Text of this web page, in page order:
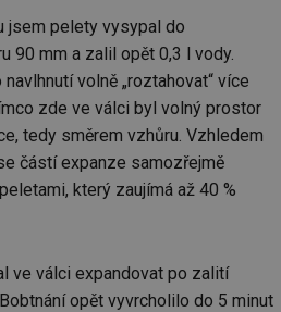
jsem pelety vysypal do
90 mm a zalil opět 0,3 l vody.
volně „roztahovat“ více
zde ve válci byl volný prostor
tedy směrem vzhůru. Vzhledem
částí expanze samozřejmě
který zaujímá až 40 %
ve válci expandovat po zalití
opět vyvrcholilo do 5 minut